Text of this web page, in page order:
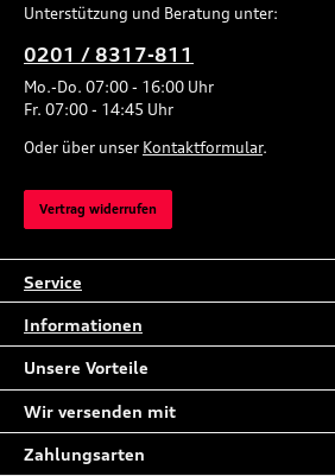
Unterstützung und Beratung unter:
0201 / 8317-811
Mo.-Do. 07:00 - 16:00 Uhr
Fr. 07:00 - 14:45 Uhr
Oder über unser Kontaktformular.
Vertrag widerrufen
Service
Informationen
Unsere Vorteile
Wir versenden mit
Zahlungsarten